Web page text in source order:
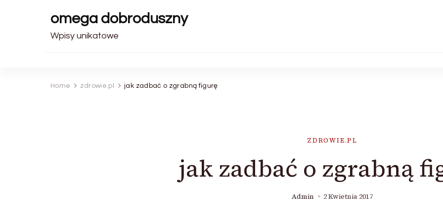
omega dobroduszny
Wpisy unikatowe
Home zdrowie.pl jak zadbać o zgrabną figurę
ZDROWIE.PL
jak zadbać o zgrabną
Admin 2 Kwietnia 2017